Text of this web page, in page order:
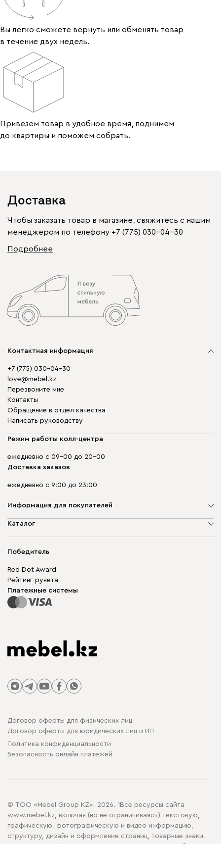
Вы легко сможете вернуть или обменять товар
в течение двух недель.
Привезем товар в удобное время, поднимем
до квартиры и поможем собрать.
Доставка
Чтобы заказать товар в магазине, свяжитесь с нашим
менеджером по телефону +7 (775) 030-04-30
Подробнее
Контактная информация
+7 (775) 030-04-30
love@mebel.kz
Перезвоните мне
Контакты
Обращение в отдел качества
Написать руководству
Режим работы колл-центра
ежедневно с 09-00 до 20-00
Доставка заказов
ежедневно с 9:00 до 23:00
Информация для покупателей
О компании
Гарантия
Карта сайта
Каталог
Корпусная мебель
Модульная мебель
Столы и стулья
Победитель
Red Dot Award
Рейтинг рунета
Платежные системы
Договор оферты для физических лиц
Договор оферты для юридических лиц и ИП
Политика конфиденциальности
Безопасность онлайн платежей
© ТОО «Mebel Group KZ», 2026. 1Все ресурсы сайта
www.mebel.kz, включая (но не ограничиваясь) текстовую,
графическую, фотографическую и видео информацию,
структуру, дизайн и оформление страниц, товарные знаки,